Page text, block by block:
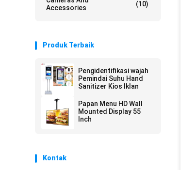
Accessories
(10)
Produk Terbaik
Pengidentifikasi wajah
Pemindai Suhu Hand
Sanitizer Kios Iklan
Papan Menu HD Wall
Mounted Display 55
Inch
Kontak